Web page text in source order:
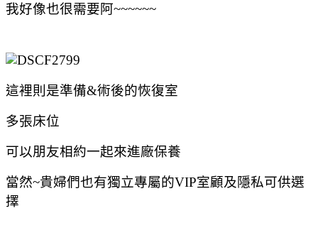
我好像也很需要阿~~~~~~
這裡則是準備&術後的恢復室
多張床位
可以朋友相約一起來進廠保養
當然~貴婦們也有獨立專屬的VIP室顧及隱私可供選
擇